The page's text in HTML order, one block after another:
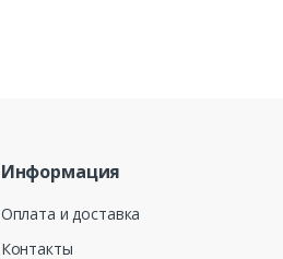
Информация
Оплата и доставка
Контакты